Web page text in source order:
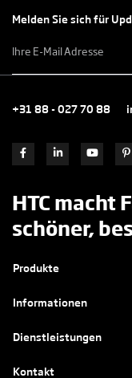
Melden Sie sich für
mailadres *
+31 88 - 027 70 88
HTC macht
schöner,
Produkte
Informationen
Dienstleistungen
Kontakt